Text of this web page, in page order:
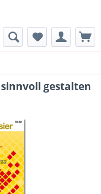
gestalten